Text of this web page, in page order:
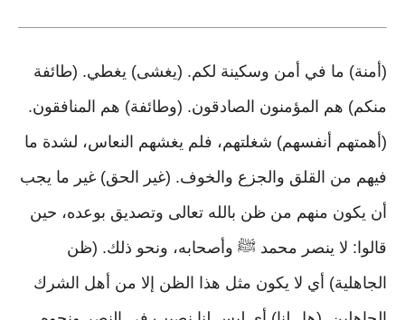
(أمنة) ما في أمن وسكينة لكم. (يغشى) يغطي. (طائفة
منكم) هم المؤمنون الصادقون. (وطائفة) هم المنافقون.
(أهمتهم أنفسهم) شغلتهم، فلم يغشهم النعاس، لشدة ما
فيهم من القلق والجزع والخوف. (غير الحق) غير ما يجب
أن يكون منهم من ظن بالله تعالى وتصديق بوعده، حين
قالوا: لا ينصر محمد ﷺ وأصحابه، ونحو ذلك. (ظن
الجاهلية) أي لا يكون مثل هذا الظن إلا من أهل الشرك